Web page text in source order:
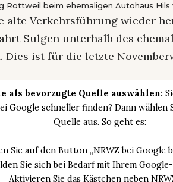
Rottweil beim ehemaligen Autohaus
alte Verkehrsführung wieder
Sulgen unterhalb des
ist für die letzte
als bevorzugte Quelle auswählen:
Google schneller finden? Dann wählen
Quelle aus. So geht es:
Sie auf den Button „NRWZ bei Google
Sie sich bei Bedarf mit Ihrem
Aktivieren Sie das Kästchen neben